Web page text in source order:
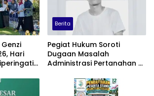
Hari
Berita
Pegiat Hukum Soroti
Dugaan Masalah
Administrasi Pertanahan di
Luwu Timur